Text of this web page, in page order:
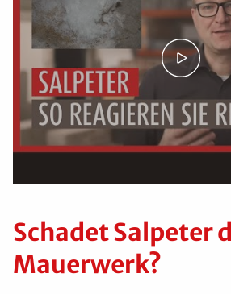
Schadet Salpeter
Mauerwerk?